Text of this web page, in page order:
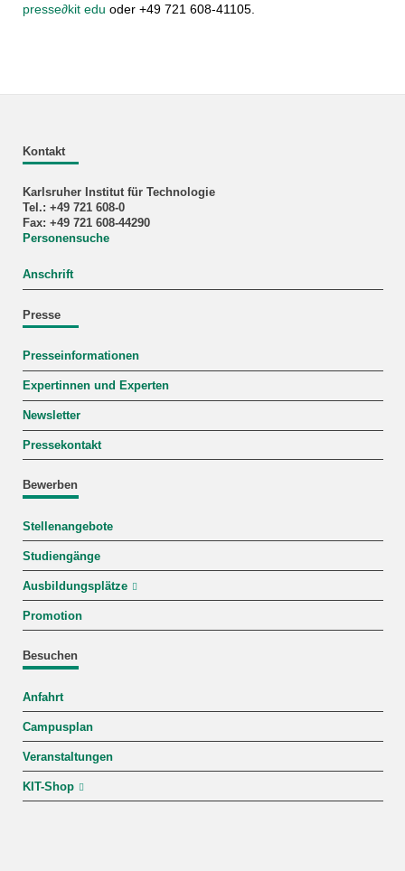
presse∂kit edu oder +49 721 608-41105.
Kontakt
Karlsruher Institut für Technologie
Tel.: +49 721 608-0
Fax: +49 721 608-44290
Personensuche
Anschrift
Presse
Presseinformationen
Expertinnen und Experten
Newsletter
Pressekontakt
Bewerben
Stellenangebote
Studiengänge
Ausbildungsplätze
Promotion
Besuchen
Anfahrt
Campusplan
Veranstaltungen
KIT-Shop